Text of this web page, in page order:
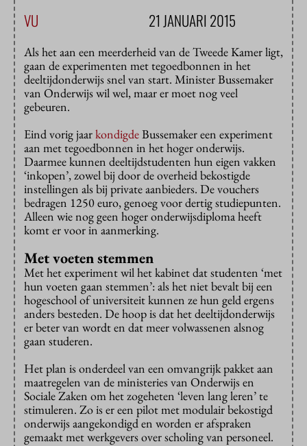
VU 21 JANUARI 2015
Als het aan een meerderheid van de Tweede Kamer ligt,
gaan de experimenten met tegoedbonnen in het
deeltijdonderwijs snel van start. Minister Bussemaker
van Onderwijs wil wel, maar er moet nog veel
gebeuren.
Eind vorig jaarkondigdeBussemaker een experiment
aan met tegoedbonnen in het hoger onderwijs.
Daarmee kunnen deeltijdstudenten hun eigen vakken
‘inkopen’, zowel bij door de overheid bekostigde
instellingen als bij private aanbieders. De vouchers
bedragen 1250 euro, genoeg voor dertig studiepunten.
Alleen wie nog geen hoger onderwijsdiploma heeft
komt er voor in aanmerking.
Met voeten stemmen
Met het experiment wil het kabinet dat studenten ‘met
hun voeten gaan stemmen’: als het niet bevalt bij een
hogeschool of universiteit kunnen ze hun geld ergens
anders besteden. De hoop is dat het deeltijdonderwijs
er beter van wordt en dat meer volwassenen alsnog
gaan studeren.
Het plan is onderdeel van een omvangrijk pakket aan
maatregelen van de ministeries van Onderwijs en
Sociale Zaken om het zogeheten ‘leven lang leren’ te
stimuleren. Zo is er een pilot met modulair bekostigd
onderwijs aangekondigd en worden er afspraken
gemaakt met werkgevers over scholing van personeel.